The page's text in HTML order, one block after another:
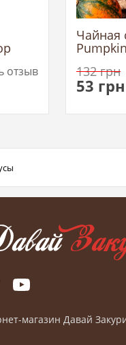
отзыв
Чайная
132грн
53 грн
магазин Давай